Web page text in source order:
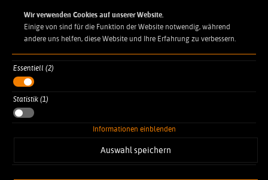
Wir verwenden Cookies auf unserer Website.
Einige von sind für die Funktion der Website notwendig, während
andere uns helfen, diese Website und Ihre Erfahrung zu verbessern.
Essentiell (2)
Statistik (1)
Informationen einblenden
Auswahl speichern
DYNAMIC PROFESSIONAL
Robert-Koch-Straße 7
77694 Kehl Auenheim